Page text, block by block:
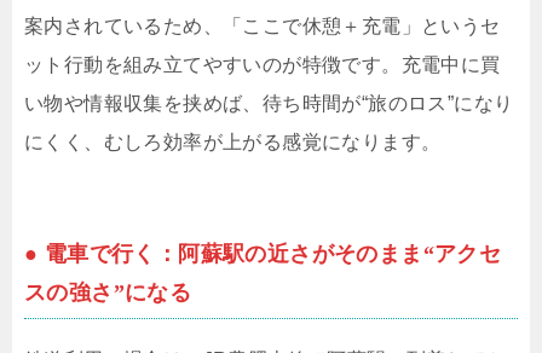
案内されているため、「ここで休憩＋充電」というセ
ット行動を組み立てやすいのが特徴です。充電中に買
い物や情報収集を挟めば、待ち時間が“旅のロス”になり
にくく、むしろ効率が上がる感覚になります。
● 電車で行く：阿蘇駅の近さがそのまま“アクセ
スの強さ”になる